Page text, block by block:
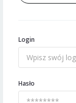
Login
Hasło